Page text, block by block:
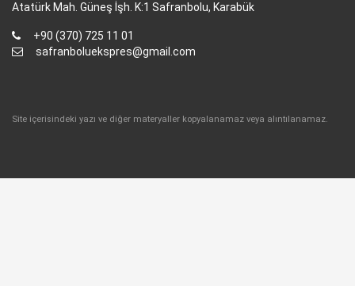
Atatürk Mah. Güneş İşh. K:1 Safranbolu, Karabük
+90 (370) 725 11 01
safranboluekspres@gmail.com
Site içerisindeki yazı ve diğer materyaller kopyalanamaz veya alıntılanamaz.